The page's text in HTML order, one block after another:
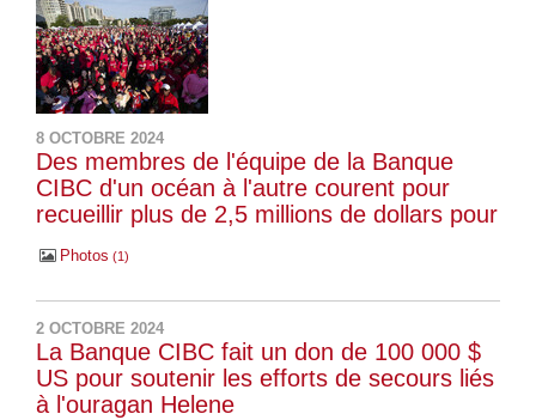
8 OCTOBRE 2024
Des membres de l'équipe de la Banque
CIBC d'un océan à l'autre courent pour
recueillir plus de 2,5 millions de dollars pour
Photos 1
2 OCTOBRE 2024
La Banque CIBC fait un don de 100 000 $
US pour soutenir les efforts de secours liés
à l'ouragan Helene